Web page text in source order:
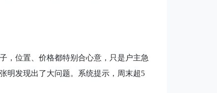
，位置、价格都特别合心意，只是户主急
明发现出了大问题。系统提示，周末超5